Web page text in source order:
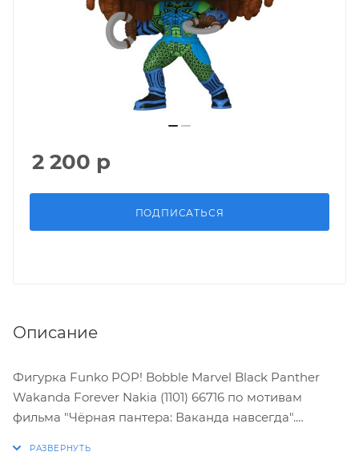
2 200 р
ПОДПИСАТЬСЯ
Описание
Фигурка Funko POP! Bobble Marvel Black Panther
Wakanda Forever Nakia (1101) 66716 по мотивам
фильма "Чёрная пантера: Ваканда навсегда".